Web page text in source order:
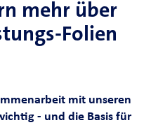
mehr über
Folien
mit unseren
- und die Basis für